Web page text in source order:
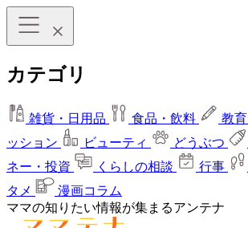
カテゴリ
雑貨・日用品 食品・飲料 教育
ッション
ビューティ どうぶつ
ネー・投資
くらしの相談 行事
タメ
漫画コラム
ママの知りたい情報が集まるアンテナ